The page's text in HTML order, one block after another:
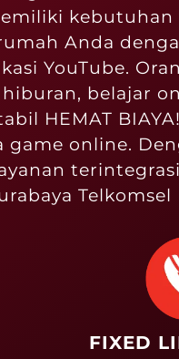
kebutuhan
Anda
YouTube.
belajar
HEMAT
online.
Telkomsel
FIXED